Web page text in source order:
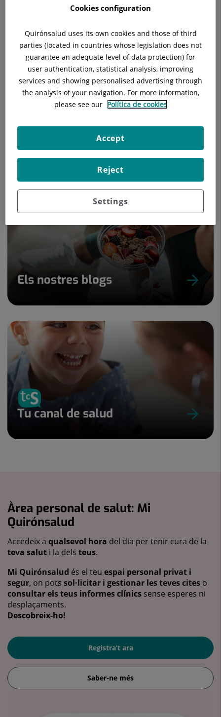
Descripció
El departament de documentació mèdica s' encarrega de
mèdics, assegurant que la informació dels pacients estigui
correctament documentada, codificada i disponible per a l'
atenció i anàlisi de dades.
Els nostres blogs
Tu canal de salud
Àrea personal de salut: Mi
Quirónsalud
Accedeix a qualsevol hora del dia per tenir cura de la
teva salut i la dels teus.
Mi Quirónsalud és el teu espai personal privat i
segur, on pots sol·licitar i gestionar les teves cites o
consultar els teus informes clínics sense esperes ni
desplaçaments.
Descobreix-ho!
Registra’t ara
Saber-ne més
Cookies configuration
Quirónsalud uses its own cookies and those of third
parties (located in countries whose legislation does not
guarantee an adequate level of data protection) for
user authentication, statistical analysis, improving
services and showing personalised advertising through
the analysis of your navigation. For more information,
please see our Política de cookies
Settings
Reject
Accept